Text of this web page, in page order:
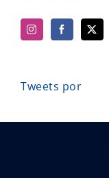
Tweets por